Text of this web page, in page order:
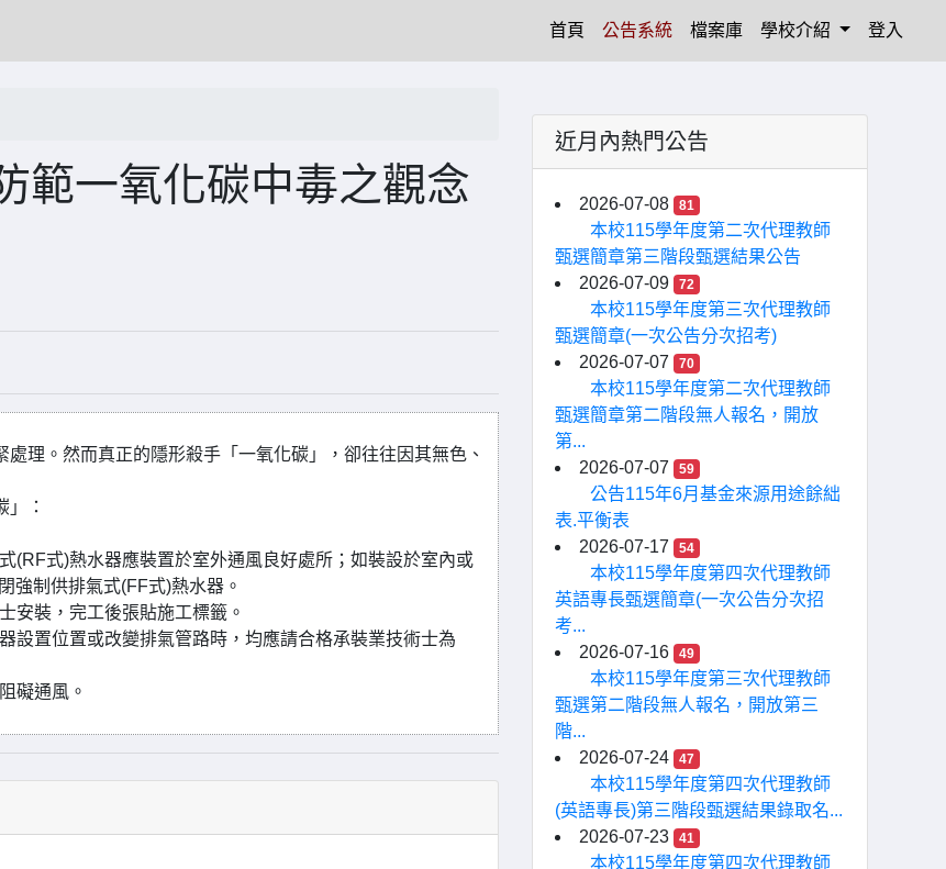
首頁 (current)
公告系統 檔案庫 學校介紹 登入
範一氧化碳中毒之觀念
理。然而真正的隱形殺手「一氧化碳」，卻往往因其無色、
：
(RF式)熱水器應裝置於室外通風良好處所；如裝設於室內或
強制供排氣式(FF式)熱水器。
安裝，完工後張貼施工標籤。
設置位置或改變排氣管路時，均應請合格承裝業技術士為
礙通風。
近月內熱門公告
2026-07-08 81
本校115學年度第二次代理教師
甄選簡章第三階段甄選結果公告
2026-07-09
72
本校115學年度第三次代理教師
甄選簡章(一次公告分次招考)
2026-07-07
70
本校115學年度第二次代理教師
甄選簡章第二階段無人報名，開放
第...
2026-07-07
59
公告115年6月基金來源用途餘絀
表.平衡表
2026-07-17
54
本校115學年度第四次代理教師
英語專長甄選簡章(一次公告分次招
考...
2026-07-16
49
本校115學年度第三次代理教師
甄選第二階段無人報名，開放第三
階...
2026-07-24
47
本校115學年度第四次代理教師
(英語專長)第三階段甄選結果錄取名...
2026-07-23
41
本校115學年度第四次代理教師